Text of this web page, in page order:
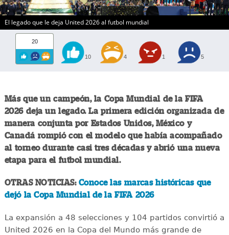
El legado que le deja United 2026 al futbol mundial
20
10 4 1 5
Más que un campeón, la Copa Mundial de la FIFA
2026 deja un legado. La primera edición organizada de
manera conjunta por Estados Unidos, México y
Canadá rompió con el modelo que había acompañado
al torneo durante casi tres décadas y abrió una nueva
etapa para el futbol mundial.
OTRAS NOTICIAS: Conoce las marcas históricas que
dejó la Copa Mundial de la FIFA 2026
La expansión a 48 selecciones y 104 partidos convirtió a
United 2026 en la Copa del Mundo más grande de